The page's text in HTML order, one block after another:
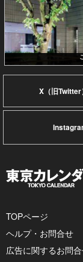
X（旧
TOPページ
ヘルプ・お問合せ
広告に関するお問